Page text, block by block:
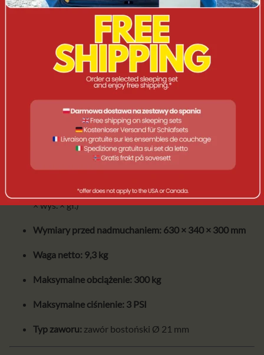
łatką naprawczą i kotwicami do stabilizacji.
📊 DANE TECHNICZNE
Produkt: Sofa dmuchana turystyczna
GS4W
Kolor:wielokolorowy / z nadrukiem kreskówkowym
poliester, PVC, stal
Wymiary po nadmuchaniu:1800 × 850 × 820 mm
× wys. × gł.)
Wymiary przed nadmuchaniem: 630 × 340 × 300 mm
Waga netto: 9,3 kg
Maksymalne obciążenie: 300 kg
Maksymalne ciśnienie: 3 PSI
Typ zaworu: zawór bostoński Ø 21 mm